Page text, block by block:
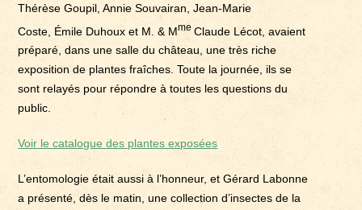
Thérèse Goupil, Annie Souvairan, Jean-Marie
Coste, Émile Duhoux et M. & Mme Claude Lécot, avaient
préparé, dans une salle du château, une très riche
exposition de plantes fraîches. Toute la journée, ils se
sont relayés pour répondre à toutes les questions du
public.
Voir le catalogue des plantes exposées
L’entomologie était aussi à l’honneur, et Gérard Labonne
a présenté, dès le matin, une collection d’insectes de la